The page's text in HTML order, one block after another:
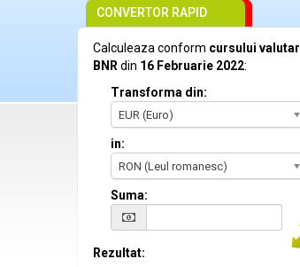
CONVERTOR RAPID
Calculeaza conform cursului valutar
BNR din 16 Februarie 2022:
Transforma din:
EUR (Euro)
in:
RON (Leul romanesc)
Suma:
Rezultat: